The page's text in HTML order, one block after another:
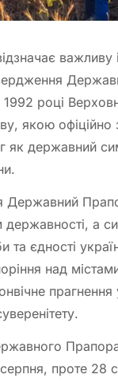
важливу
році
якою офіційно
як державний
Державний
державності, а
та єдності
над
прагнення
проте 28